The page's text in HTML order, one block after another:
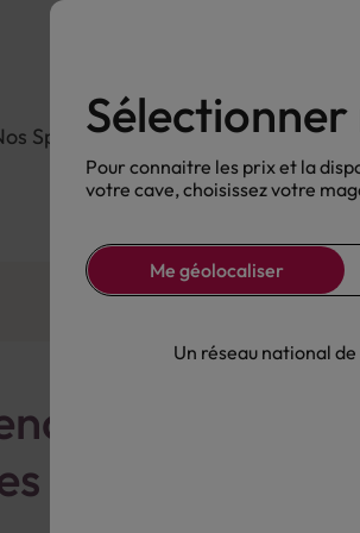
Spiritueux Nos Bières
Rouge
Charmes dessus
Sélectionner
Pour connaitre les prix et la
votre cave, choisissez votre
Me géolocaliser
Un réseau national